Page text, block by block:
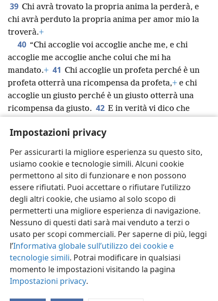
Impostazioni privacy
Per assicurarti la migliore esperienza su questo sito,
usiamo cookie e tecnologie simili. Alcuni cookie
permettono al sito di funzionare e non possono
essere rifiutati. Puoi accettare o rifiutare l’utilizzo
degli altri cookie, che usiamo al solo scopo di
permetterti una migliore esperienza di navigazione.
Nessuno di questi dati sarà mai venduto a terzi o
usato per scopi commerciali. Per saperne di più, leggi
l’Informativa globale sull’utilizzo dei cookie e
tecnologie simili. Potrai modificare in qualsiasi
momento le impostazioni visitando la pagina
Impostazioni privacy.
39 Chi avrà trovato la propria anima la perderà, e
chi avrà perduto la propria anima per amor mio la
troverà.+
40 “Chi accoglie voi accoglie anche me, e chi
accoglie me accoglie anche colui che mi ha
mandato.+ 41 Chi accoglie un profeta perché è un
profeta otterrà una ricompensa da profeta,+ e chi
accoglie un giusto perché è un giusto otterrà una
ricompensa da giusto. 42 E in verità vi dico che
d’acqua fresca a uno di questi piccoli perché è un
mio discepolo non perderà affatto la sua
ricompensa”.
Italiano Condividi Impostazioni
Copyright© 2026 Watch Tower Bible and Tract Society of Pennsylvania
Condizioni d’uso Informativa sulla privacy
Impostazioni privacy
JW.ORG
Accedi